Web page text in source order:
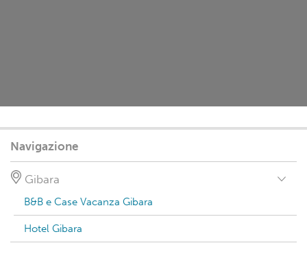
Navigazione
Gibara
B&B e Case Vacanza Gibara
Hotel Gibara